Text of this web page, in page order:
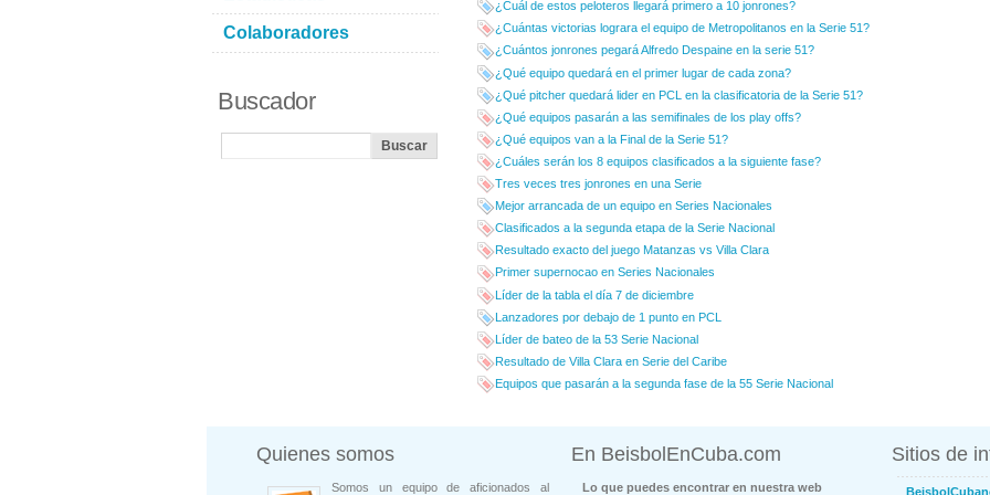
¿Cuál de estos peloteros llegará primero a 10 jonrones?
¿Cuántas victorias lograra el equipo de Metropolitanos en la Serie 51?
¿Cuántos jonrones pegará Alfredo Despaine en la serie 51?
¿Qué equipo quedará en el primer lugar de cada zona?
¿Qué pitcher quedará lider en PCL en la clasificatoria de la Serie 51?
¿Qué equipos pasarán a las semifinales de los play offs?
¿Qué equipos van a la Final de la Serie 51?
¿Cuáles serán los 8 equipos clasificados a la siguiente fase?
Tres veces tres jonrones en una Serie
Mejor arrancada de un equipo en Series Nacionales
Clasificados a la segunda etapa de la Serie Nacional
Resultado exacto del juego Matanzas vs Villa Clara
Primer supernocao en Series Nacionales
Líder de la tabla el día 7 de diciembre
Lanzadores por debajo de 1 punto en PCL
Líder de bateo de la 53 Serie Nacional
Resultado de Villa Clara en Serie del Caribe
Equipos que pasarán a la segunda fase de la 55 Serie Nacional
Colaboradores
Buscador
Quienes somos
Somos un equipo de aficionados al
En BeisbolEnCuba.com
Lo que puedes encontrar en nuestra web
Sitios de